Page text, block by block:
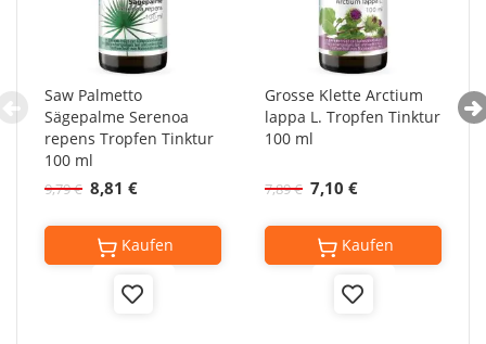
Saw Palmetto
Sägepalme Serenoa
repens Tropfen Tinktur
100 ml
8,81 €
9,79 €
Add
Kaufen
Grosse Klette Arctium
lappa L. Tropfen Tinktur
100 ml
7,10 €
7,89 €
Add
Kaufen